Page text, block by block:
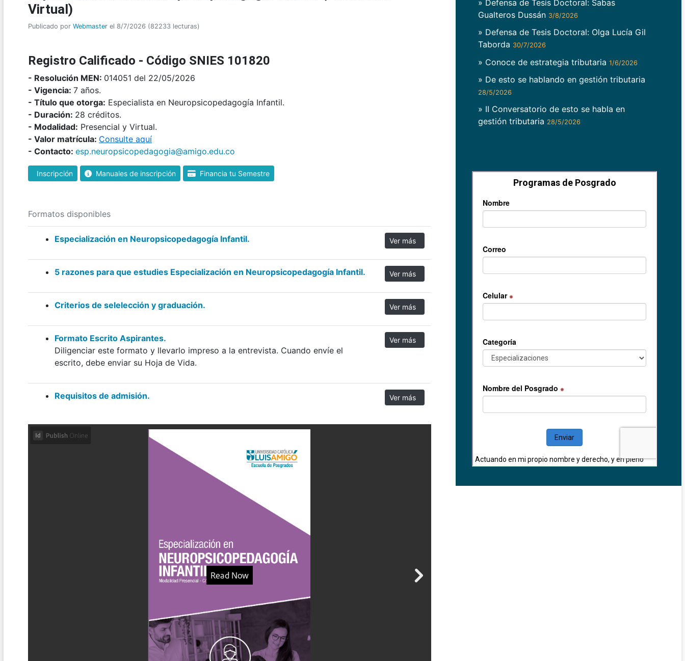
Virtual)
Publicado por Webmaster el 8/7/2026 (82233 lecturas)
Registro Calificado - Código SNIES 101820
- Resolución MEN: 014051 del 22/05/2026
- Vigencia: 7 años.
- Título que otorga: Especialista en Neuropsicopedagogía Infantil.
- Duración: 28 créditos.
- Modalidad: Presencial y Virtual.
- Valor matrícula: Consulte aquí
- Contacto: esp.neuropsicopedagogia@amigo.edu.co
Inscripción Manuales de inscripción Financia tu Semestre
Formatos disponibles
Especialización en Neuropsicopedagogía Infantil. Ver más
5 razones para que estudies Especialización en Neuropsicopedagogía Infantil. Ver más
Criterios de selelección y graduación. Ver más
Formato Escrito Aspirantes.
Diligenciar este formato y llevarlo impreso a la entrevista. Cuando envíe el
escrito, debe enviar su Hoja de Vida.
Ver más
Requisitos de admisión. Ver más
» Defensa de Tesis Doctoral: Sabas
Gualteros Dussán 3/8/2026
» Defensa de Tesis Doctoral: Olga Lucía Gil
Taborda 30/7/2026
» Conoce de estrategia tributaria 1/6/2026
» De esto se hablando en gestión tributaria
28/5/2026
» II Conversatorio de esto se habla en
gestión tributaria 28/5/2026